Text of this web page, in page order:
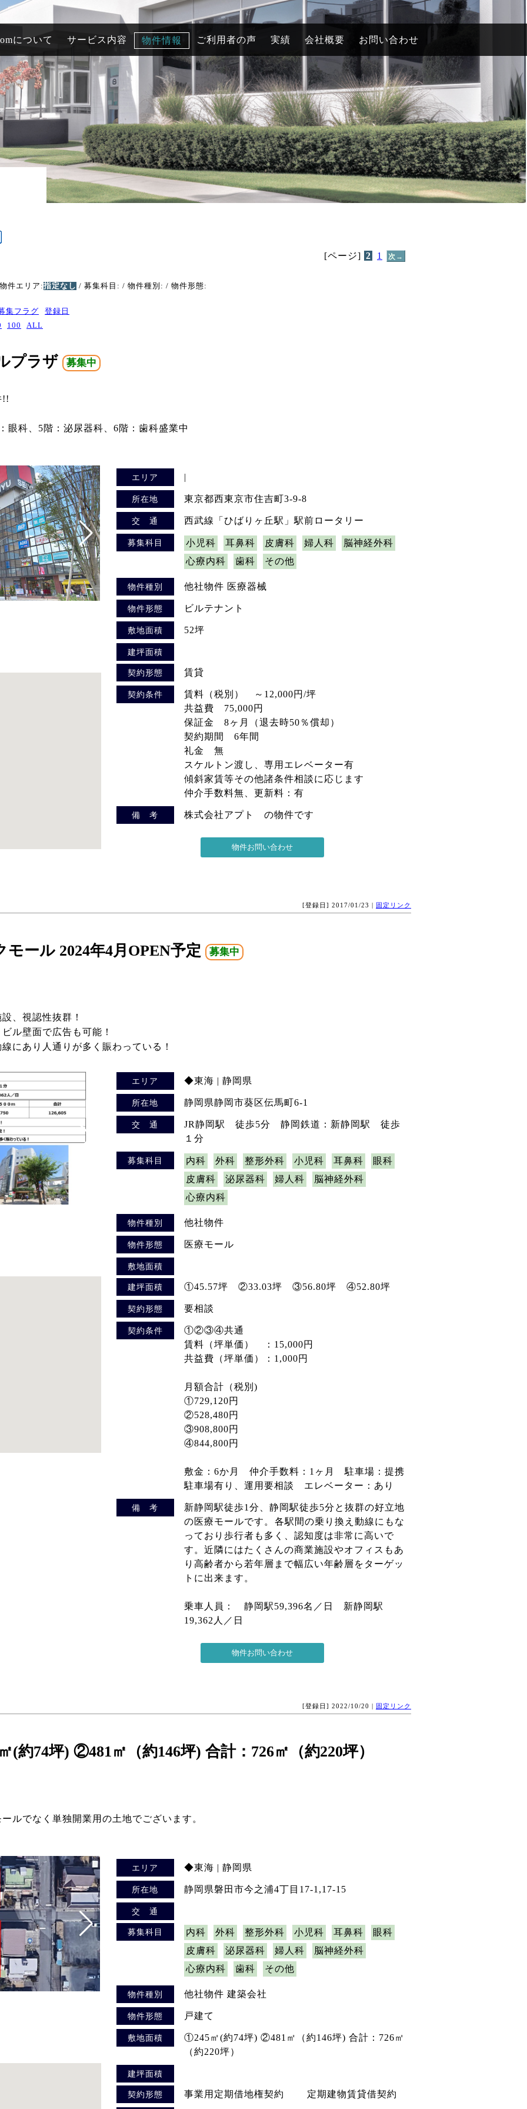
について サービス内容 物件情報 ご利用者の声 実績 会社概要 お問い合わせ
[ページ] 2 1 次→
件エリア:指定なし / 募集科目: / 物件種別: / 物件形態:
集フラグ
登録日
100 ALL
プラザ 募集中
!!
眼科、5階：泌尿器科、6階：歯科盛業中
エリア |
所在地 東京都西東京市住吉町3-9-8
交 通 西武線「ひばりヶ丘駅」駅前ロータリー
募集科目 小児科 耳鼻科 皮膚科 婦人科
脳神経外科
心療内科
歯科 その他
物件種別 他社物件 医療器械
物件形態 ビルテナント
敷地面積 52坪
建坪面積
契約形態 賃貸
契約条件
賃料（税別） ～12,000円/坪
共益費 75,000円
保証金 8ヶ月（退去時50％償却）
契約期間 6年間
礼金 無
スケルトン渡し、専用エレベーター有
傾斜家賃等その他諸条件相談に応じます
仲介手数料無、更新料：有
備 考 株式会社アプト の物件です
[登録日] 2017/01/23 | 固定リンク
ール 2024年4月OPEN予定 募集中
、視認性抜群！
ル壁面で広告も可能！
にあり人通りが多く賑わっている！
エリア ◆東海 | 静岡県
所在地 静岡県静岡市葵区伝馬町6-1
交 通
JR静岡駅 徒歩5分 静岡鉄道：新静岡駅 徒歩
１分
募集科目 内科 外科 整形外科 小児科 耳鼻科
眼科
皮膚科
泌尿器科 婦人科
脳神経外科
心療内科
物件種別 他社物件
物件形態 医療モール
敷地面積
建坪面積 ①45.57坪 ②33.03坪 ③56.80坪 ④52.80坪
契約形態 要相談
契約条件
①②③④共通
賃料（坪単価） ：15,000円
共益費（坪単価）：1,000円
月額合計（税別)
①729,120円
②528,480円
③908,800円
④844,800円
敷金：6か月 仲介手数料：1ヶ月 駐車場：提携
駐車場有り、運用要相談 エレベーター：あり
備 考
新静岡駅徒歩1分、静岡駅徒歩5分と抜群の好立地
の医療モールです。 各駅間の乗り換え動線にもな
っており歩行者も多く、認知度は非常に高いで
す。近隣にはたくさんの商業施設やオフィスもあ
り高齢者から若年層まで幅広い年齢層をターゲッ
トに出来ます。
乗車人員： 静岡駅59,396名／日 新静岡駅
19,362人／日
[登録日] 2022/10/20 | 固定リンク
74坪) ②481㎡（約146坪) 合計：726㎡（約220坪）
ルでなく単独開業用の土地でございます。
エリア ◆東海 | 静岡県
所在地 静岡県磐田市今之浦4丁目17-1,17-15
交 通
募集科目 内科 外科 整形外科 小児科 耳鼻科
眼科
皮膚科
泌尿器科 婦人科
脳神経外科
心療内科
歯科 その他
物件種別 他社物件 建築会社
物件形態 戸建て
敷地面積
①245㎡(約74坪) ②481㎡（約146坪) 合計：726㎡
（約220坪）
建坪面積
契約形態 事業用定期借地権契約 定期建物賃貸借契約